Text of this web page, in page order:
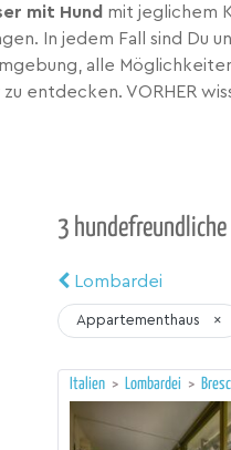
mit Hund mit jeglichem
In jedem Fall sind Du
alle
entdecken. VORHER
3
Lombardei
Appartementhaus ×
Italien > Lombardei >